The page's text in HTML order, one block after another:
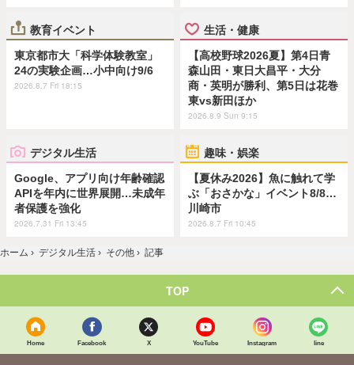
教育イベント
東京都市大「科学体験教室」
24の実験企画…小中向け9/6
2026.8.7 Fri 18:15
生活・健康
【高校野球2026夏】第4日青
森山田・東日大昌平・大分
商・英明が勝利、第5日は花巻
東vs新田ほか
2026.8.9 Sun 9:15
デジタル生活
Google、アプリ向け年齢確認
APIを年内に世界展開…未成年
者保護を強化
2026.7.31 Fri 13:45
趣味・娯楽
【夏休み2026】魚に触れて学
ぶ「おさかな」イベント8/8…
川崎市
2026.8.7 Fri 10:45
ホーム › デジタル生活 › その他 › 記事
TOP
Home Facebook X YouTube Instagram line